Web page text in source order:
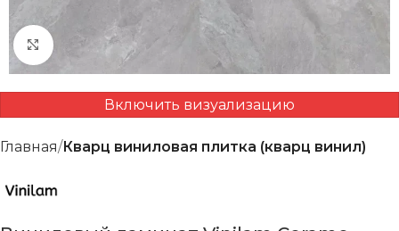
Нажмите, чтобы увеличить
Включить визуализацию
Главная Кварц виниловая плитка (кварц винил)